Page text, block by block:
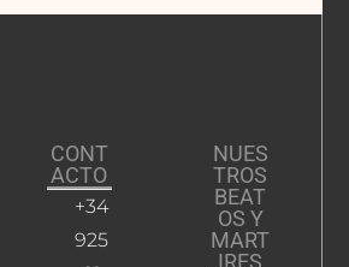
CONT
ACTO
+34
925
NUES
TROS
BEAT
OS Y
MART
IRES